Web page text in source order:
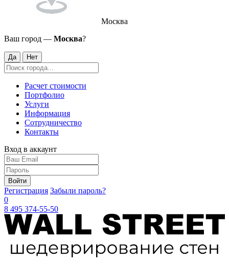
Москва
Ваш город — Москва?
Да Нет
Расчет стоимости
Портфолио
Услуги
Информация
Сотрудничество
Контакты
Вход в аккаунт
Войти
Регистрация Забыли пароль?
0
8 495 374-55-50